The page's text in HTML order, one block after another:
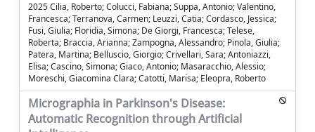
2025 Cilia, Roberto; Colucci, Fabiana; Suppa, Antonio; Valentino,
Francesca; Terranova, Carmen; Leuzzi, Catia; Cordasco, Jessica;
Fusi, Giulia; Floridia, Simona; De Giorgi, Francesca; Telese,
Roberta; Braccia, Arianna; Zampogna, Alessandro; Pinola, Giulia;
Patera, Martina; Belluscio, Giorgio; Crivellari, Sara; Antoniazzi,
Elisa; Cascino, Simona; Giaco, Antonio; Masaracchio, Alessio;
Moreschi, Giacomina Clara; Catotti, Marisa; Eleopra, Roberto
Micrographia in Parkinson's Disease:
Automatic Recognition through Artificial